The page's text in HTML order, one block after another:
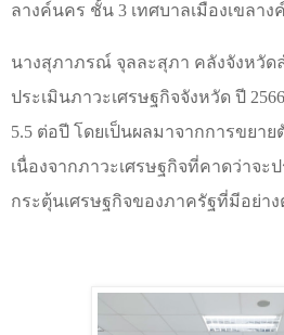
ลางค์นคร ชั้น 3 เทศบาลเมืองเขลาง
นางสุภาภรณ์ จุลละสุภา คลังจังหวัดล
ประเมินภาวะเศรษฐกิจจังหวัด ปี
5.5 ต่อปี โดยเป็นผลมาจากการขยา
เนื่องจากภาวะเศรษฐกิจที่คาดว่าจะ
กระตุ้นเศรษฐกิจของภาครัฐที่มีอย่าง